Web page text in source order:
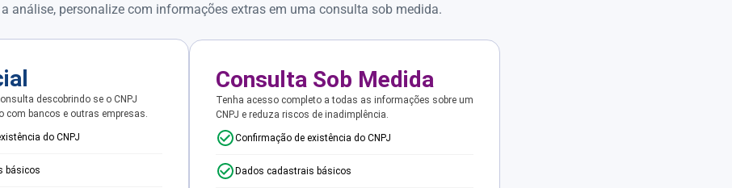
análise, personalize com informações extras em uma consulta sob medida.
descobrindo se o CNPJ
com bancos e outras empresas.
do CNPJ
básicos
Consulta Sob Medida
Tenha acesso completo a todas as informações sobre um
CNPJ e reduza riscos de inadimplência.
Confirmação de existência do CNPJ
Dados cadastrais básicos